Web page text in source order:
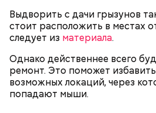
Выдворить с дачи грызунов
стоит расположить в местах
следует из материала.
Однако действеннее всего
ремонт. Это поможет
возможных локаций, через
попадают мыши.
Однако диетолог
может быть полезна. В первую
есть с осторожностью людям:
Вовсю идет и сезон черешни.
узнала у врача —
Натальи Лазуренко,как
пользой для здоровья.